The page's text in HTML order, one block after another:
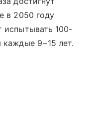
в 2050 году
испытывать 100-
каждые 9−15 лет.